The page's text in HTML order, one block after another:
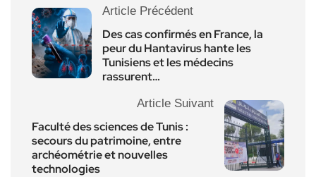
Article Précédent
Des cas confirmés en France, la
peur du Hantavirus hante les
Tunisiens et les médecins
rassurent…
Article Suivant
Faculté des sciences de Tunis :
secours du patrimoine, entre
archéométrie et nouvelles
technologies